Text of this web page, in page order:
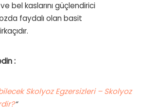
bel kaslarını güçlendirici
faydalı olan basit
:
Skolyoz Egzersizleri – Skolyoz
“